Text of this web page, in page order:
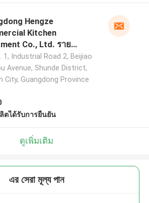
Hengze
Kitchen
Co., Ltd. ราย
ดผู้ผลิต
1, Industrial Road 2, Beijiao
Avenue, Shunde District,
City, Guangdong Province
ตได้รับการยืนยัน
ดูเพิ่มเติม
এর সেরা মূল্য পান